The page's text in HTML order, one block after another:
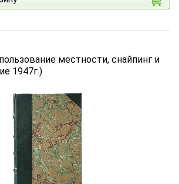
местности, снайпинг и
1947г.)